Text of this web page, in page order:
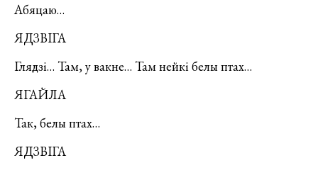
Абяцаю…
ЯДЗВІГА
Глядзі… Там, у вакне… Там нейкі белы птах…
ЯГАЙЛА
Так, белы птах…
ЯДЗВІГА